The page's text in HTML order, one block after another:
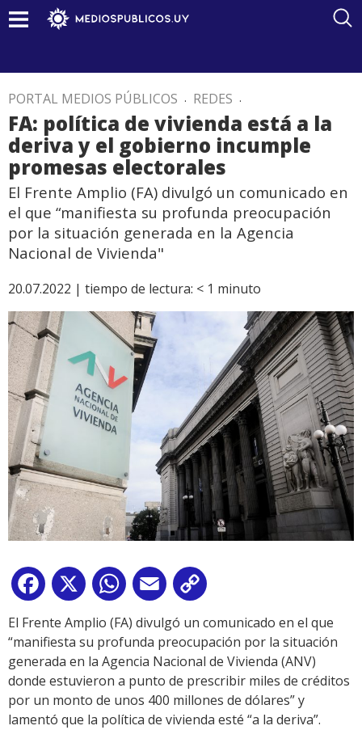
PORTAL MEDIOS PÚBLICOS . REDES .
FA: política de vivienda está a la
deriva y el gobierno incumple
promesas electorales
El Frente Amplio (FA) divulgó un comunicado en
el que “manifiesta su profunda preocupación
por la situación generada en la Agencia
Nacional de Vivienda"
20.07.2022 | tiempo de lectura: < 1 minuto
Facebook
X WhatsApp
Email
Link
El Frente Amplio (FA) divulgó un comunicado en el que
“manifiesta su profunda preocupación por la situación
generada en la Agencia Nacional de Vivienda (ANV)
donde estuvieron a punto de prescribir miles de créditos
por un monto de unos 400 millones de dólares” y
lamentó que la política de vivienda esté “a la deriva”.